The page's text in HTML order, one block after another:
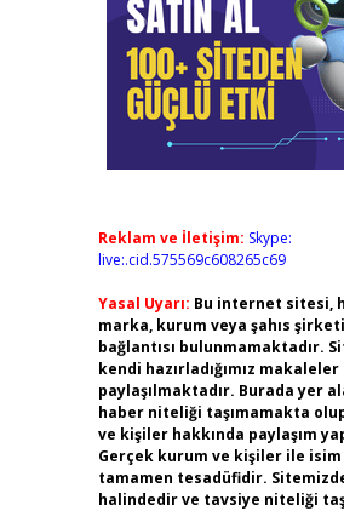
Reklam ve İletişim: Skype:
live:.cid.575569c608265c69
Yasal Uyarı: Bu internet sitesi,
marka, kurum veya şahıs
bağlantısı bulunmamaktadır.
kendi hazırladığımız makaleler
paylaşılmaktadır. Burada yer
haber niteliği taşımamakta
ve kişiler hakkında paylaşım
Gerçek kurum ve kişiler ile
tamamen tesadüfidir.
halindedir ve tavsiye niteliği